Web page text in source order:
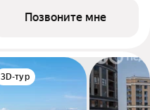
Позвоните мне
3D-тур